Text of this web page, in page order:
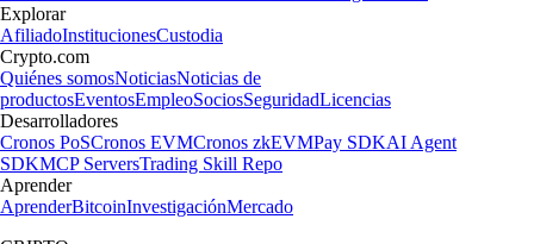
Explorar
AfiliadoInstitucionesCustodia
Crypto.com
Quiénes somosNoticiasNoticias de
productosEventosEmpleoSociosSeguridadLicencias
Desarrolladores
Cronos PoSCronos EVMCronos zkEVMPay SDKAI Agent
SDKMCP ServersTrading Skill Repo
Aprender
AprenderBitcoinInvestigaciónMercado